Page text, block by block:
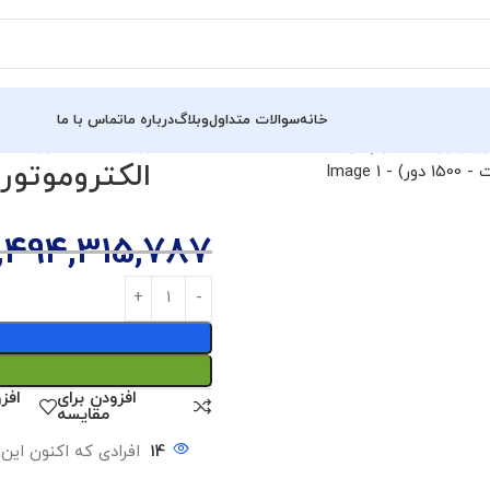
خانهسوالات متداولوبلاگدرباره ماتماس با ما
افزودن برای
مقایسه
14 افرادی که اکنون